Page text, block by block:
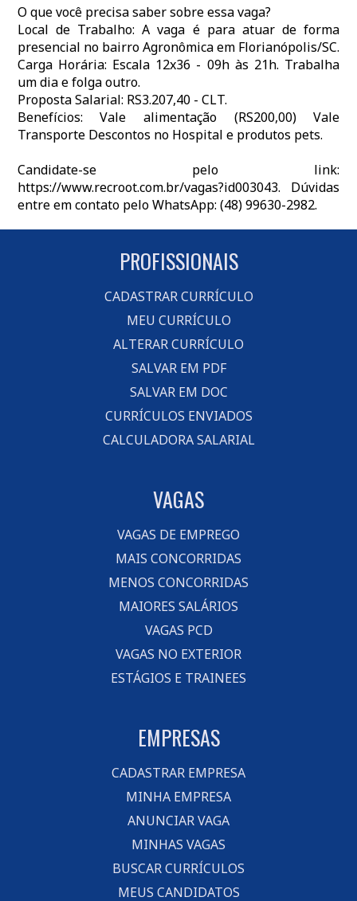
O que você precisa saber sobre essa vaga?
Local de Trabalho: A vaga é para atuar de forma
presencial no bairro Agronômica em Florianópolis/SC.
Carga Horária: Escala 12x36 - 09h às 21h. Trabalha
um dia e folga outro.
Proposta Salarial: RS3.207,40 - CLT.
Benefícios: Vale alimentação (RS200,00) Vale
Transporte Descontos no Hospital e produtos pets.
Candidate-se pelo link:
https://www.recroot.com.br/vagas?id003043. Dúvidas
entre em contato pelo WhatsApp: (48) 99630-2982.
PROFISSIONAIS
CADASTRAR CURRÍCULO
MEU CURRÍCULO
ALTERAR CURRÍCULO
SALVAR EM PDF
SALVAR EM DOC
CURRÍCULOS ENVIADOS
CALCULADORA SALARIAL
VAGAS
VAGAS DE EMPREGO
MAIS CONCORRIDAS
MENOS CONCORRIDAS
MAIORES SALÁRIOS
VAGAS PCD
VAGAS NO EXTERIOR
ESTÁGIOS E TRAINEES
EMPRESAS
CADASTRAR EMPRESA
MINHA EMPRESA
ANUNCIAR VAGA
MINHAS VAGAS
BUSCAR CURRÍCULOS
MEUS CANDIDATOS